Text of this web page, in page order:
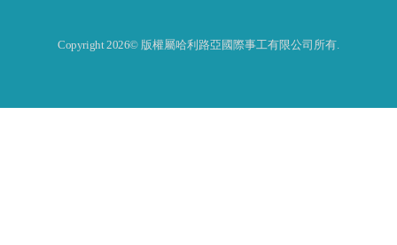
Copyright 2026© 版權屬哈利路亞國際事工有限公司所有.